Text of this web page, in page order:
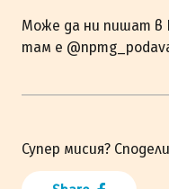
Може да ни пишат в
там е
Супер мисия?